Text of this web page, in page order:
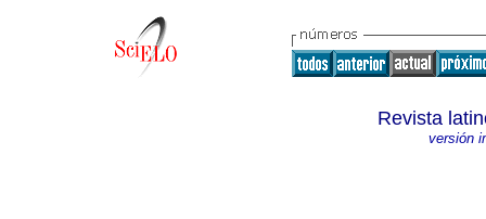
Revista
versión